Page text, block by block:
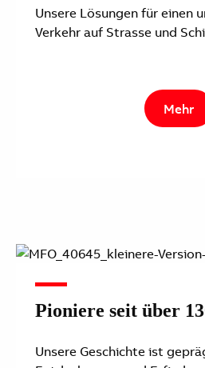
Unsere Lösungen für einen
Verkehr auf Strasse und
Mehr
Pioniere seit über
Unsere Geschichte ist